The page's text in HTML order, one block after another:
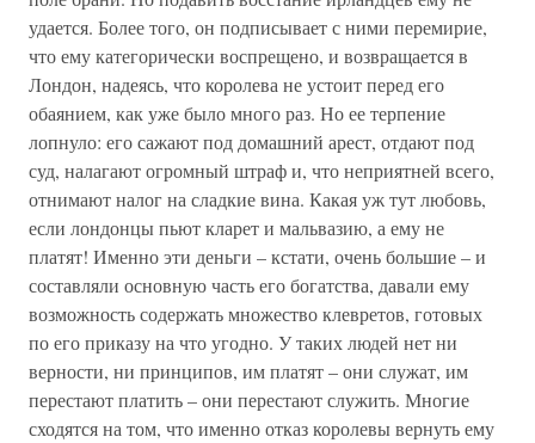
удается. Более того, он подписывает с ними перемирие,
что ему категорически воспрещено, и возвращается в
Лондон, надеясь, что королева не устоит перед его
обаянием, как уже было много раз. Но ее терпение
лопнуло: его сажают под домашний арест, отдают под
суд, налагают огромный штраф и, что неприятней всего,
отнимают налог на сладкие вина. Какая уж тут любовь,
если лондонцы пьют кларет и мальвазию, а ему не
платят! Именно эти деньги – кстати, очень большие – и
составляли основную часть его богатства, давали ему
возможность содержать множество клевретов, готовых
по его приказу на что угодно. У таких людей нет ни
верности, ни принципов, им платят – они служат, им
перестают платить – они перестают служить. Многие
сходятся на том, что именно отказ королевы вернуть ему